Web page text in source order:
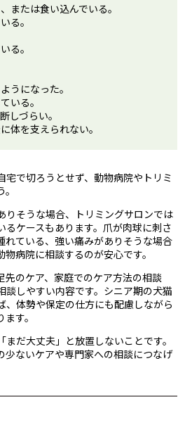
または食い込んでいる。
る。
る。
うになった。
いる。
しづらい。
体を支えられない。
宅で切ろうとせず、動物病院やトリミ
りそうな場合、トリミングサロンでは
るケースもあります。爪が肉球に刺さ
れている、強い痛みがありそうな場合
病院に相談するのが安心です。
先のケア、家庭でのケア方法の相談
談しやすい内容です。シニア期の犬猫
、体勢や保定の仕方にも配慮しながら
す。
だ大丈夫」と放置しないことです。
少ないケアや専門家への相談につなげ